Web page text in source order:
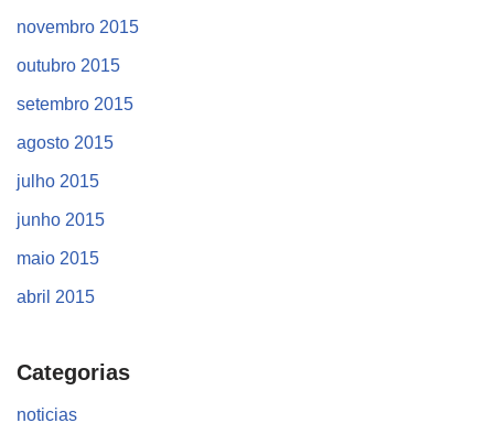
novembro 2015
outubro 2015
setembro 2015
agosto 2015
julho 2015
junho 2015
maio 2015
abril 2015
Categorias
noticias